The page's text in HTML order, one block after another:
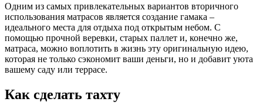
Одним из самых привлекательных вариантов вторичного
использования матрасов является создание гамака –
идеального места для отдыха под открытым небом. С
помощью прочной веревки, старых паллет и, конечно же,
матраса, можно воплотить в жизнь эту оригинальную идею,
которая не только сэкономит ваши деньги, но и добавит уюта
вашему саду или террасе.
Как сделать тахту